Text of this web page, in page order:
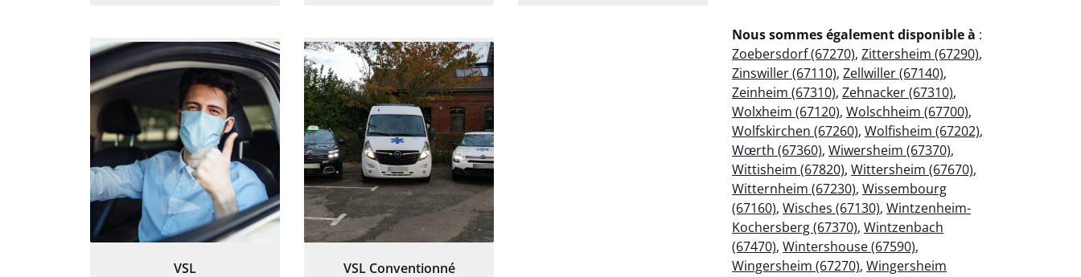
VSL VSL Conventionné
Nous sommes également disponible à :
Zoebersdorf (67270), Zittersheim (67290),
Zinswiller (67110), Zellwiller (67140),
Zeinheim (67310), Zehnacker (67310),
Wolxheim (67120), Wolschheim (67700),
Wolfskirchen (67260), Wolfisheim (67202),
Wœrth (67360), Wiwersheim (67370),
Wittisheim (67820), Wittersheim (67670),
Witternheim (67230), Wissembourg
(67160), Wisches (67130), Wintzenheim-
Kochersberg (67370), Wintzenbach
(67470), Wintershouse (67590),
Wingersheim (67270), Wingersheim